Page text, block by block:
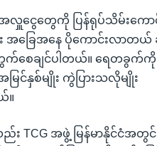
လှူငွေတွေကို ပြန်ရုပ်သိမ်းကော
း အခြေအနေ ပိုကောင်းလာတ
ေချင်ပါတယ်။ ရေတခွက်
နှစ်မျိုး ကွဲပြားသလိုမျိုး
။
TCG အဖွဲ့ မြန်မာနိုင်ငံအတွင်